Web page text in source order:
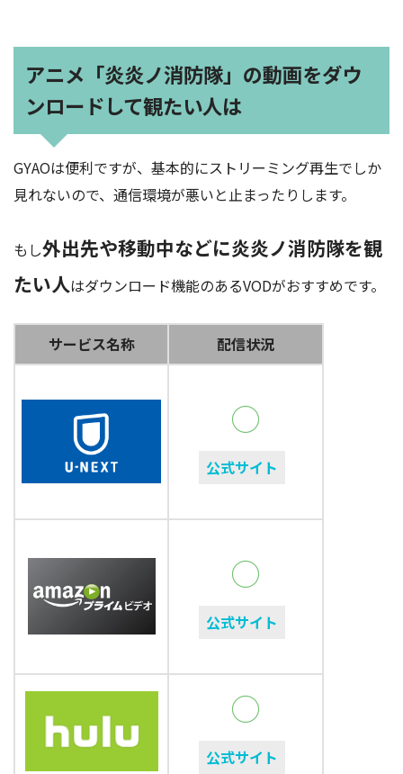
アニメ「炎炎ノ消防隊」の動画をダウ
ンロードして観たい人は
GYAOは便利ですが、基本的にストリーミング再生でしか
見れないので、通信環境が悪いと止まったりします。
もし外出先や移動中などに炎炎ノ消防隊を観
たい人はダウンロード機能のあるVODがおすすめです。
サービス名称 配信状況
◯
公式サイト
◯
公式サイト
◯
公式サイト